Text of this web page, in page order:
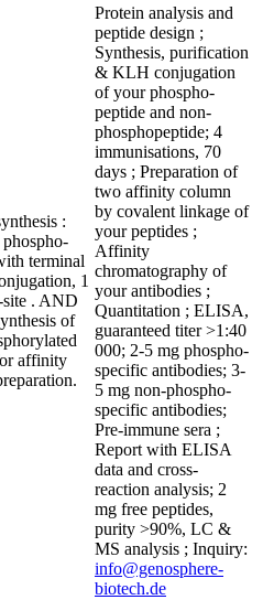
:
phospho-
terminal
1
site . AND
of
affinity
Protein analysis and
peptide design ;
Synthesis, purification
& KLH conjugation
of your phospho-
peptide and non-
phosphopeptide; 4
immunisations, 70
days ; Preparation of
two affinity column
by covalent linkage of
your peptides ;
Affinity
chromatography of
your antibodies ;
Quantitation ; ELISA,
guaranteed titer >1:40
000; 2-5 mg phospho-
specific antibodies; 3-
5 mg non-phospho-
specific antibodies;
Pre-immune sera ;
Report with ELISA
data and cross-
reaction analysis; 2
mg free peptides,
purity >90%, LC &
MS analysis ; Inquiry:
info@genosphere-
biotech.de